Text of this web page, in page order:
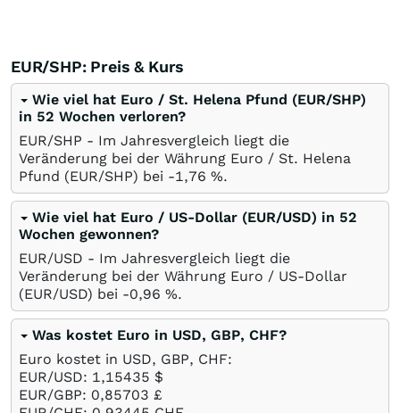
EUR/SHP: Preis & Kurs
Wie viel hat Euro / St. Helena Pfund (EUR/SHP)
in 52 Wochen verloren?
EUR/SHP - Im Jahresvergleich liegt die
Veränderung bei der Währung Euro / St. Helena
Pfund (EUR/SHP) bei -1,76 %.
Wie viel hat Euro / US-Dollar (EUR/USD) in 52
Wochen gewonnen?
EUR/USD - Im Jahresvergleich liegt die
Veränderung bei der Währung Euro / US-Dollar
(EUR/USD) bei -0,96 %.
Was kostet Euro in USD, GBP, CHF?
Euro kostet in USD, GBP, CHF:
EUR/USD: 1,15435 $
EUR/GBP: 0,85703 £